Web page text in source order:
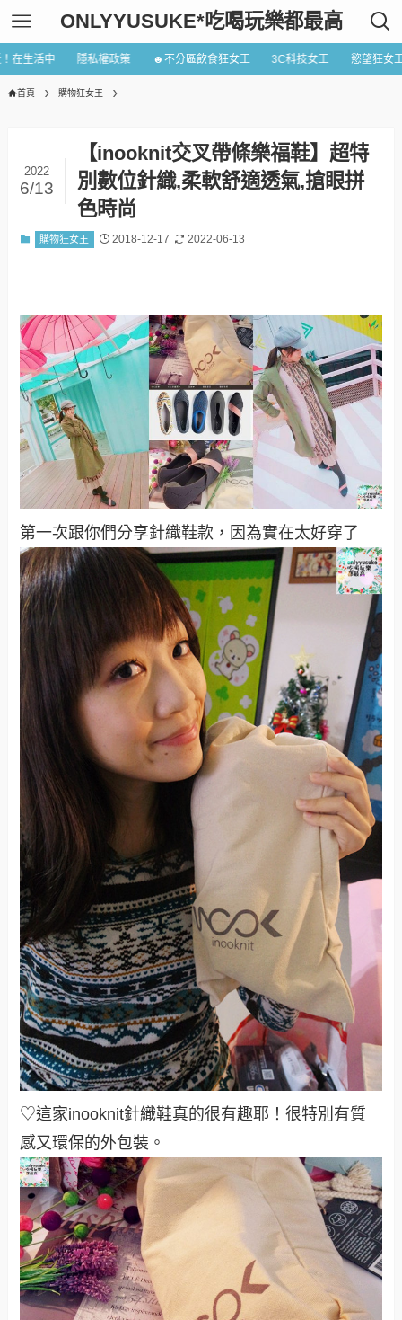
ONLYYUSUKE*吃喝玩樂都最高
在生活中 隱私權政策 ☻不分區飲食狂女王 3C科技女王 慾望狂女
首頁 購物狂女王
【inooknit交叉帶條樂福鞋】超特
別數位針織,柔軟舒適透氣,搶眼拼
色時尚
2022
6/13
購物狂女王 2018-12-17 2022-06-13
第一次跟你們分享針織鞋款，因為實在太好穿了
♡這家inooknit針織鞋真的很有趣耶！很特別有質
感又環保的外包裝 。